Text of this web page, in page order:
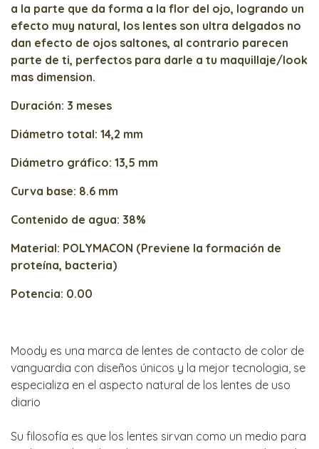
a la parte que da forma a la flor del ojo, logrando un
efecto muy natural, los lentes son ultra delgados no
dan efecto de ojos saltones, al contrario parecen
parte de ti, perfectos para darle a tu maquillaje/look
mas dimension.
Duración: 3 meses
Diámetro total: 14,2 mm
Diámetro gráfico: 13,5 mm
Curva base: 8.6 mm
Contenido de agua: 38%
Material: POLYMACON (Previene la formación de
proteína, bacteria)
Potencia: 0.00
Moody es una marca de lentes de contacto de color de
vanguardia con diseños únicos y la mejor tecnologia, se
especializa en el aspecto natural de los lentes de uso
diario
Su filosofía es que los lentes sirvan como un medio para